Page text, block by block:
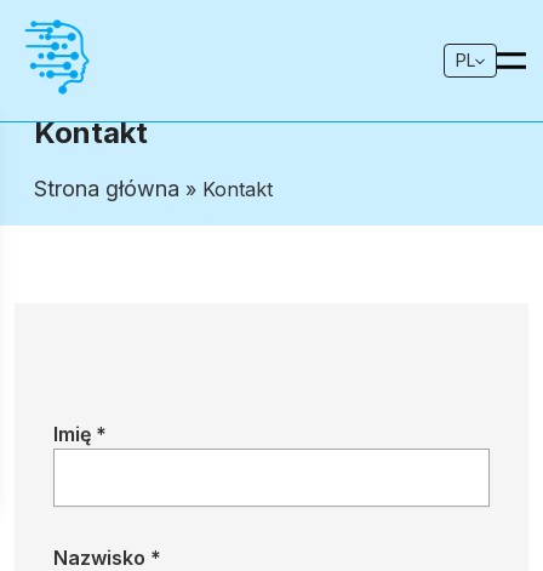
PL
Kontakt
Strona główna » Kontakt
Imię *
Nazwisko *